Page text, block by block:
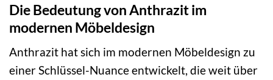
Die Bedeutung von Anthrazit im
modernen Möbeldesign
Anthrazit hat sich im modernen Möbeldesign zu
einer Schlüssel-Nuance entwickelt, die weit über